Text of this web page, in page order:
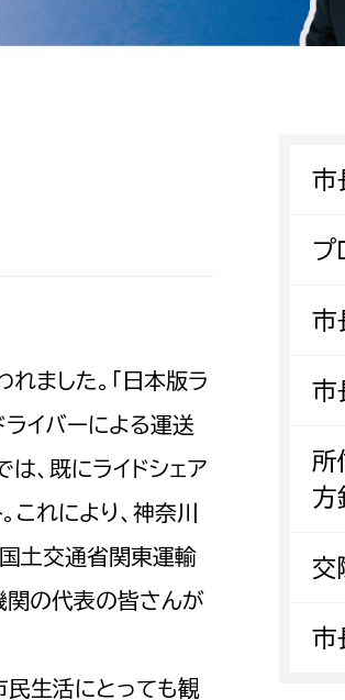
働きたい
小田原のこと
イベント・講座
まちづくりに
環境
課
都市
地域交
開発
療センター
ました。「日本版ラ
イバーによる運送
、既にライドシェア
れにより、神奈川
土交通省関東運輸
関の代表の皆さんが
民生活にとっても観
市
プ
市
市
所
方
交
市